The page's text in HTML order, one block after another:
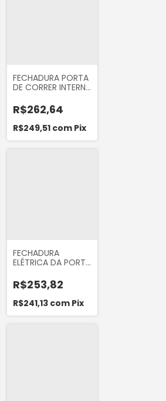
FECHADURA PORTA
DE CORRER INTERNA
MERCEDES SPRINTER
310 311 312 313 413
CDI
R$262,64
R$249,51 com Pix
FECHADURA
ELÉTRICA DA PORTA
ESQUERDO DO
RENAULT SANDERO
2007... LOGAN
2007...
R$253,82
R$241,13 com Pix